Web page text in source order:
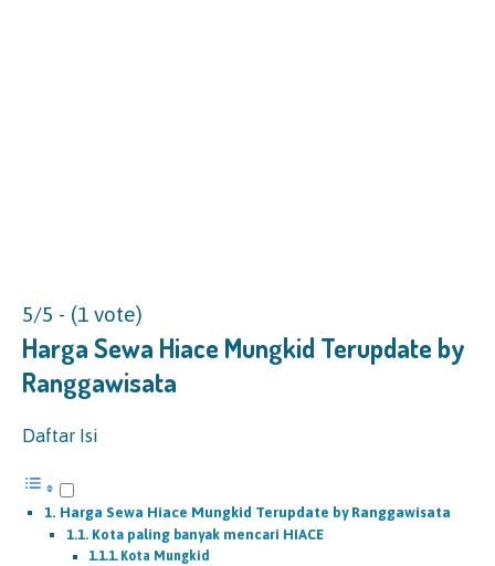
5/5 - (1 vote)
Harga Sewa Hiace Mungkid Terupdate by
Ranggawisata
Daftar Isi
Harga Sewa Hiace Mungkid Terupdate by Ranggawisata
Kota paling banyak mencari HIACE
Kota Mungkid